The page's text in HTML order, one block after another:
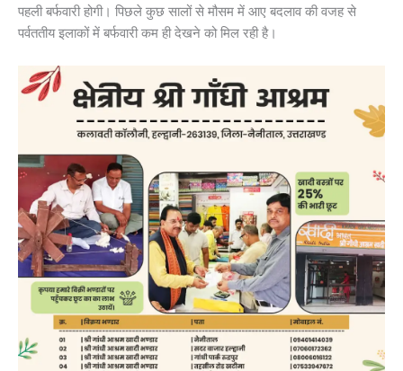
पहली बर्फवारी होगी। पिछले कुछ सालों से मौसम में आए बदलाव की वजह से
पर्वततीय इलाकों में बर्फवारी कम ही देखने को मिल रही है।